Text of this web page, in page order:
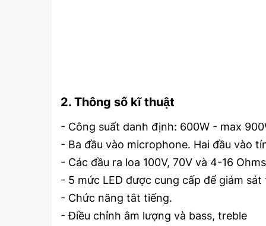
2. Thông số kĩ thuật
- Công suất danh định: 600W - max
- Ba đầu vào microphone. Hai đầu vào
- Các đầu ra loa 100V, 70V và 4-16
- 5 mức LED được cung cấp để giám
- Chức năng tắt tiếng.
- Điều chỉnh âm lượng và bass, treble